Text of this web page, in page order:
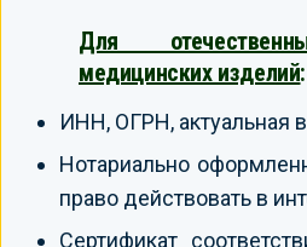
Для
медицинских изделий:
ИНН, ОГРН, актуальная
Нотариально
право действовать в
Сертификат